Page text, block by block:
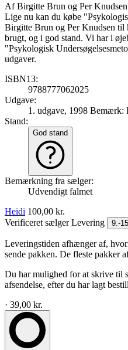
AfBirgitte Brun og Per Knudsen
Lige nu kan du købe
Birgitte Brun og Per Knudsen til
brugt, og i god stand. Vi har i
"Psykologisk
udgaver.
ISBN13:
9788777062025
Udgave:
1. udgave, 1998 Bemærk:
Stand:
God stand
Bemærkning fra sælger:
Udvendigt falmet
Heidi 100,00 kr.
Verificeret sælgerLevering 9.-
Leveringstiden afhænger af,
sende pakken. De fleste pakker
Du har mulighed for at skrive til
afsendelse, efter du har lagt
· 39,00 kr.